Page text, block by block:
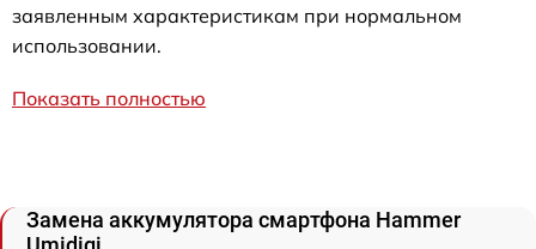
заявленным характеристикам при нормальном
использовании.
Показать полностью
Замена аккумулятора смартфона Hammer